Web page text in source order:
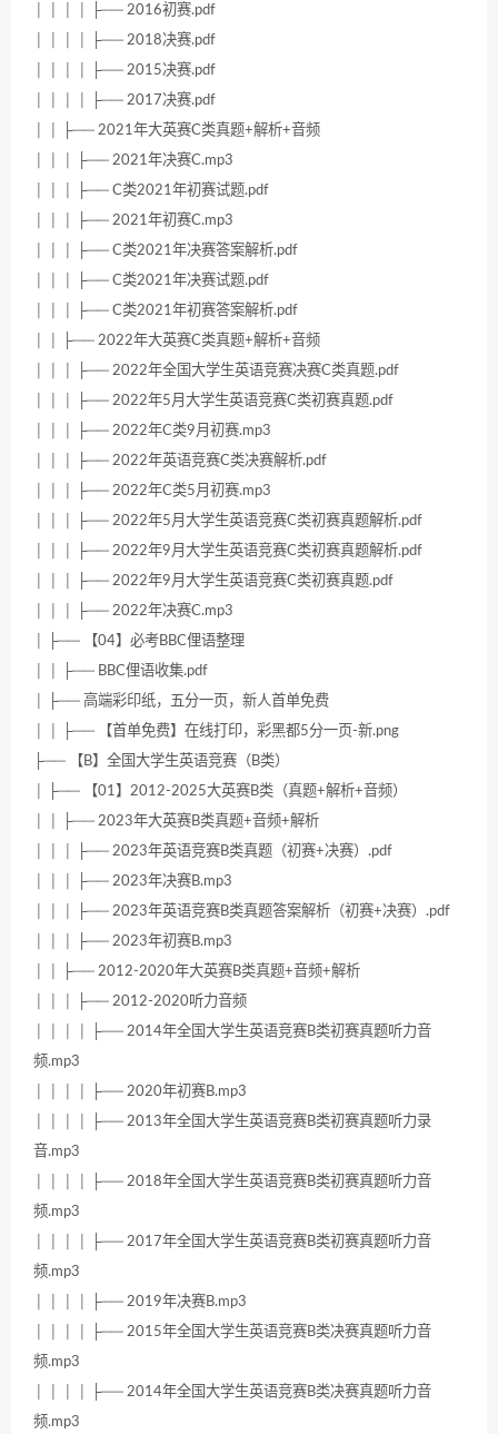
│ │ │ │ ├── 2016初赛.pdf
│ │ │ │ ├── 2018决赛.pdf
│ │ │ │ ├── 2015决赛.pdf
│ │ │ │ ├── 2017决赛.pdf
│ │ ├── 2021年大英赛C类真题+解析+音频
│ │ │ ├── 2021年决赛C.mp3
│ │ │ ├── C类2021年初赛试题.pdf
│ │ │ ├── 2021年初赛C.mp3
│ │ │ ├── C类2021年决赛答案解析.pdf
│ │ │ ├── C类2021年决赛试题.pdf
│ │ │ ├── C类2021年初赛答案解析.pdf
│ │ ├── 2022年大英赛C类真题+解析+音频
│ │ │ ├── 2022年全国大学生英语竞赛决赛C类真题.pdf
│ │ │ ├── 2022年5月大学生英语竞赛C类初赛真题.pdf
│ │ │ ├── 2022年C类9月初赛.mp3
│ │ │ ├── 2022年英语竞赛C类决赛解析.pdf
│ │ │ ├── 2022年C类5月初赛.mp3
│ │ │ ├── 2022年5月大学生英语竞赛C类初赛真题解析.pdf
│ │ │ ├── 2022年9月大学生英语竞赛C类初赛真题解析.pdf
│ │ │ ├── 2022年9月大学生英语竞赛C类初赛真题.pdf
│ │ │ ├── 2022年决赛C.mp3
│ ├── 【04】必考BBC俚语整理
│ │ ├── BBC俚语收集.pdf
│ ├── 高端彩印纸，五分一页，新人首单免费
│ │ ├── 【首单免费】在线打印，彩黑都5分一页-新.png
├── 【B】全国大学生英语竞赛（B类）
│ ├── 【01】2012-2025大英赛B类（真题+解析+音频）
│ │ ├── 2023年大英赛B类真题+音频+解析
│ │ │ ├── 2023年英语竞赛B类真题（初赛+决赛）.pdf
│ │ │ ├── 2023年决赛B.mp3
│ │ │ ├── 2023年英语竞赛B类真题答案解析（初赛+决赛）.pdf
│ │ │ ├── 2023年初赛B.mp3
│ │ ├── 2012-2020年大英赛B类真题+音频+解析
│ │ │ ├── 2012-2020听力音频
│ │ │ │ ├── 2014年全国大学生英语竞赛B类初赛真题听力音
频.mp3
│ │ │ │ ├── 2020年初赛B.mp3
│ │ │ │ ├── 2013年全国大学生英语竞赛B类初赛真题听力录
音.mp3
│ │ │ │ ├── 2018年全国大学生英语竞赛B类初赛真题听力音
频.mp3
│ │ │ │ ├── 2017年全国大学生英语竞赛B类初赛真题听力音
频.mp3
│ │ │ │ ├── 2019年决赛B.mp3
│ │ │ │ ├── 2015年全国大学生英语竞赛B类决赛真题听力音
频.mp3
│ │ │ │ ├── 2014年全国大学生英语竞赛B类决赛真题听力音
频.mp3